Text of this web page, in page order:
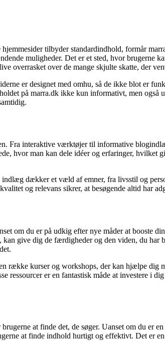
tilbyder standardindhold, formår
muligheder. Det er et sted, hvor brugerne
overrasket over de mange skjulte skatte, der
er designet med omhu, så de ikke blot er
på marra.dk ikke kun informativt, men også
Fra interaktive værktøjer til informative
hvor man kan dele idéer og erfaringer,
indlæg dækker et væld af emner, fra livsstil og
og relevans sikrer, at besøgende altid har
om du er på udkig efter nye måder at booste
give dig de færdigheder og den viden, du har
række kurser og workshops, der kan hjælpe dig
er en fantastisk måde at investere i
at finde det, de søger. Uanset om du er
at finde indhold hurtigt og effektivt. Det er